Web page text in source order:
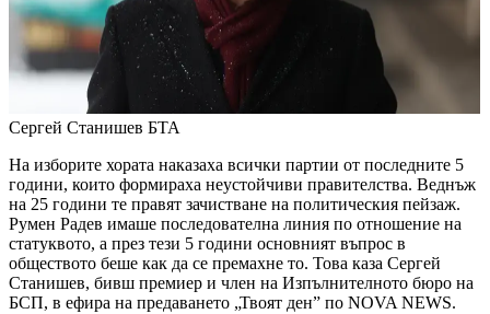
Сергей Станишев БТА
На изборите хората наказаха всички партии от последните 5
години, които формираха неустойчиви правителства. Веднъж
на 25 години те правят зачистване на политическия пейзаж.
Румен Радев имаше последователна линия по отношение на
статуквото, а през тези 5 години основният въпрос в
обществото беше как да се премахне то. Това каза Сергей
Станишев, бивш премиер и член на Изпълнителното бюро на
БСП, в ефира на предаването „Твоят ден” по NOVA NEWS.